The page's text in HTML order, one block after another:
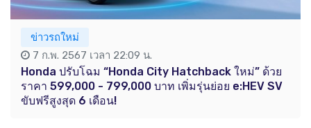
ข่าวรถใหม่
7 ก.พ. 2567 เวลา 22:09 น.
Honda ปรับโฉม “Honda City Hatchback ใหม่” ด้วย
ราคา 599,000 - 799,000 บาท เพิ่มรุ่นย่อย e:HEV SV
ขับฟรีสูงสุด 6 เดือน!